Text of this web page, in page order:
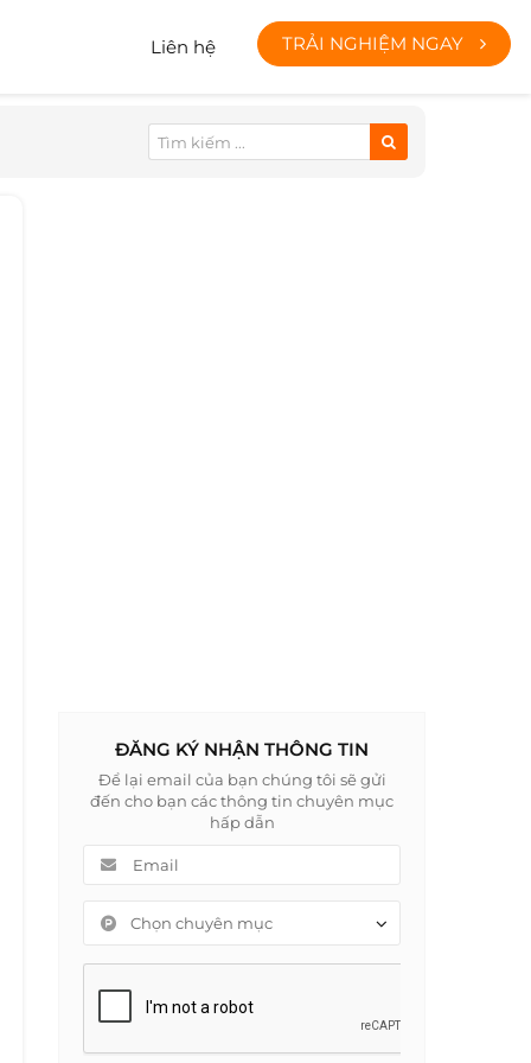
Liên hệ TRẢI NGHIỆM NGAY
ĐĂNG KÝ NHẬN THÔNG TIN
Để lại email của bạn chúng tôi sẽ gửi
đến cho bạn các thông tin chuyên mục
hấp dẫn
Chọn chuyên mục